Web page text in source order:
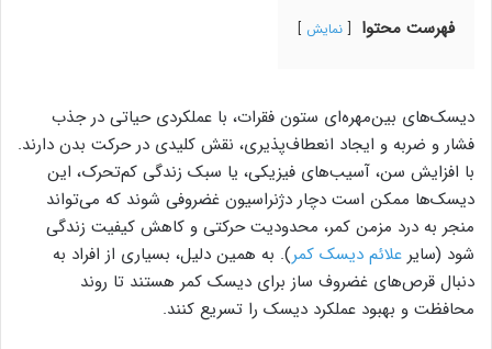
فهرست محتوا نمایش
دیسک‌های بین‌مهره‌ای ستون فقرات، با عملکردی حیاتی در جذب
فشار و ضربه و ایجاد انعطاف‌پذیری، نقش کلیدی در حرکت بدن دارند.
با افزایش سن، آسیب‌های فیزیکی، یا سبک زندگی کم‌تحرک، این
دیسک‌ها ممکن است دچار دژنراسیون غضروفی شوند که می‌تواند
منجر به درد مزمن کمر، محدودیت حرکتی و کاهش کیفیت زندگی
شود (سایر علائم دیسک کمر). به همین دلیل، بسیاری از افراد به
دنبال قرص‌های غضروف‌ ساز برای دیسک کمر هستند تا روند
محافظت و بهبود عملکرد دیسک را تسریع کنند.